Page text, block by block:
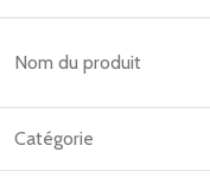
Nom du produit
Catégorie